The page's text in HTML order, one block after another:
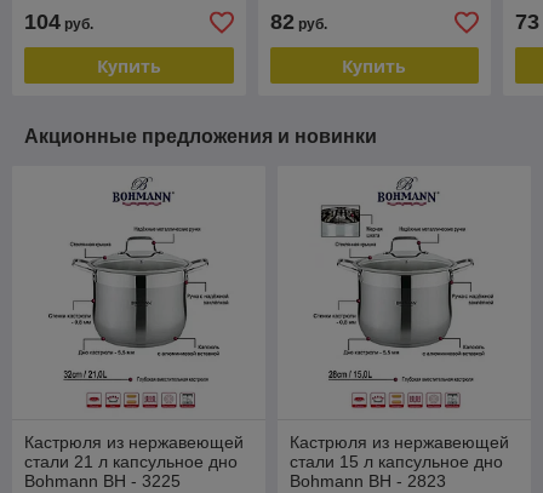
104 руб.
Купить
82руб.
Купить
73
Акционные предложения и новинки
Кастрюля из нержавеющей
стали 21 л капсульное дно
Bohmann BH - 3225
Кастрюля из нержавеющей
стали 15 л капсульное дно
Bohmann BH - 2823